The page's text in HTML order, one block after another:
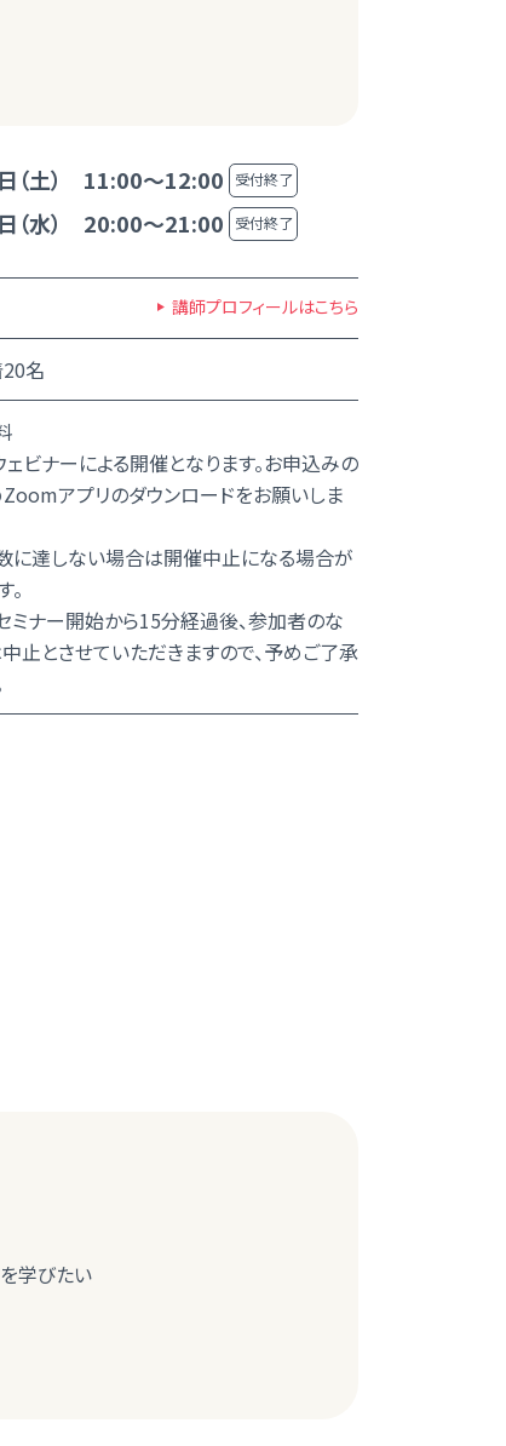
（土） 11:00～12:00 受付終了
（水） 20:00～21:00 受付終了
講師プロフィールはこちら
名
ェビナーによる開催となります。お申込みの
アプリのダウンロードをお願いしま
に達しない場合は開催中止になる場合が
。
ミナー開始から15分経過後、参加者のな
止とさせていただきますので、予めご了承
学びたい